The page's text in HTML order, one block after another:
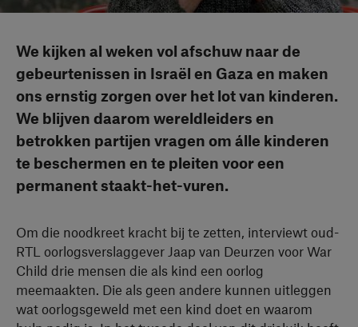
We kijken al weken vol afschuw naar de
gebeurtenissen in Israël en Gaza en maken
ons ernstig zorgen over het lot van kinderen.
We blijven daarom wereldleiders en
betrokken partijen vragen om álle kinderen
te beschermen en te pleiten voor een
permanent staakt-het-vuren.
Om die noodkreet kracht bij te zetten, interviewt oud-
RTL oorlogsverslaggever Jaap van Deurzen voor War
Child drie mensen die als kind een oorlog
meemaakten. Die als geen andere kunnen uitleggen
wat oorlogsgeweld met een kind doet en waarom